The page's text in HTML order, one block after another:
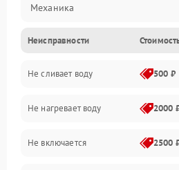
Механика
Управление
Электропитание
Датчики
Нагрев
Неисправности
Не сливает воду 500 ₽
Не нагревает воду 2000
Не включается 2500